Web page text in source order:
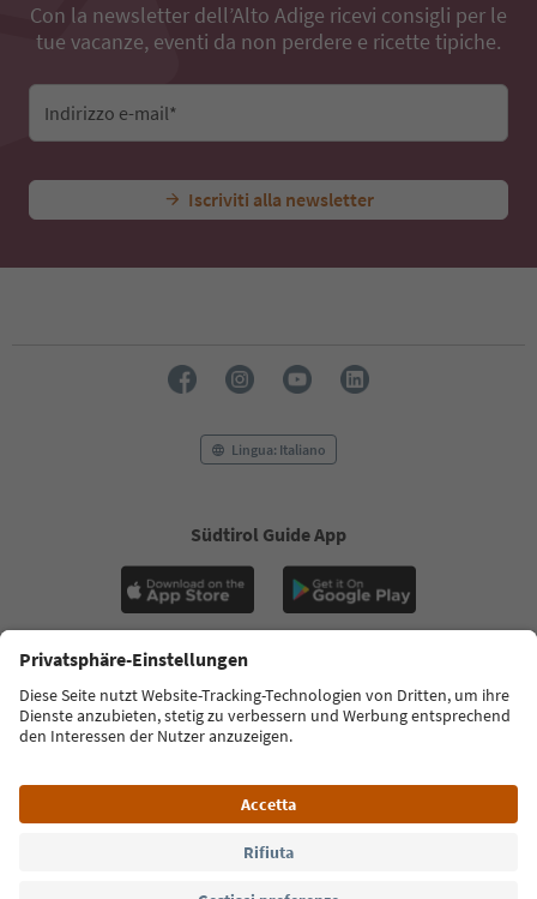
Con la newsletter dell’Alto Adige ricevi consigli per le
tue vacanze, eventi da non perdere e ricette tipiche.
Indirizzo e-mail*
Iscriviti alla newsletter
Lingua: Italiano
Südtirol Guide App
FAQ Contatti Press MICE
Privacy Policy
Termini e condizioni
Crediti
Cookie Policy
Alto Adige B2B